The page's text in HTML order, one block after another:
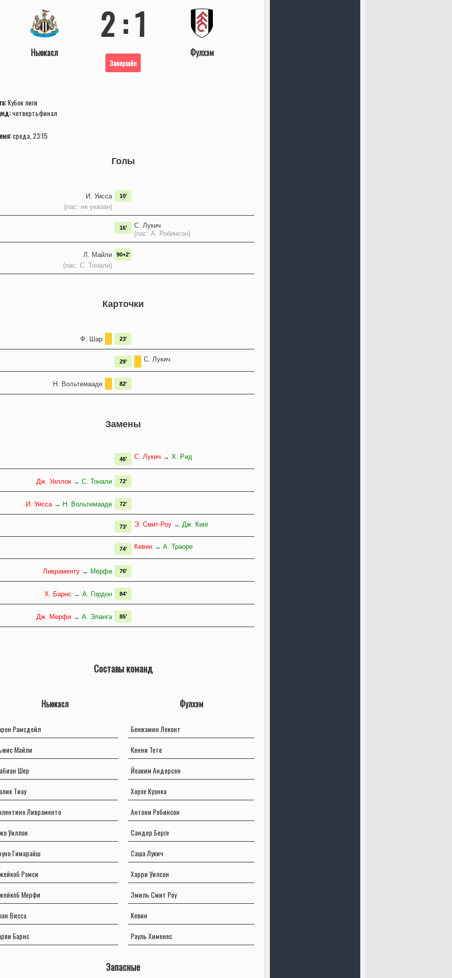
Ньюкасл
2 : 1
Завершён
Фулхэм
Кубок лиги
четвертьфинал
среда, 23:15
Голы
И. Уисса
(пас: не указан)
10'
С. Лукич
(пас: А. Робинсон)
16'
Л. Майли
(пас: С. Тонали)
90+2'
Карточки
Ф. Шар 23'
С. Лукич
29'
Н. Вольтемааде 82'
Замены
С. Лукич → Х. Рид
46'
Дж. Уиллок → С. Тонали 72'
И. Уисса→ Н. Вольтемааде 72'
Э. Смит-Роу → Дж. Кинг
73'
Кевин → А. Траоре
74'
Ливраменту → Мёрфи 76'
Х. Барнс → А. Гордон 84'
Дж. Мерфи → А. Эланга 85'
Составы команд
Ньюкасл
Рамсдейл
Майли
Шер
Тиау
Ливраменто
Уиллок
Гимарайш
Рэмси
Мерфи
Висса
Барнс
Фулхэм
Бенжамин Леконт
Кенни Тете
Йоаким Андерсен
Хорхе Куэнка
Антони Робинсон
Сандер Берге
Саша Лукич
Харри Уилсон
Эмиль Смит Роу
Кевин
Рауль Хименес
Запасные